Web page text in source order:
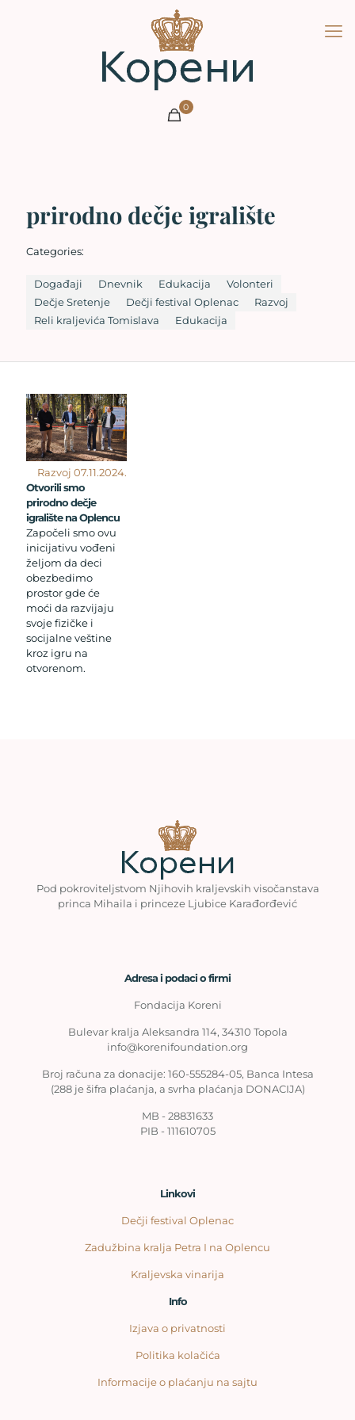
0
prirodno dečje igralište
Categories:
Događaji Dnevnik Edukacija
Volonteri
Dečje Sretenje
Dečji festival Oplenac
Razvoj
Reli kraljevića Tomislava
Edukacija
Razvoj 07.11.2024.
Otvorili smo
prirodno dečje
igralište na Oplencu
Započeli smo ovu
inicijativu vođeni
željom da deci
obezbedimo
prostor gde će
moći da razvijaju
svoje fizičke i
socijalne veštine
kroz igru na
otvorenom.
Pod pokroviteljstvom Njihovih kraljevskih visočanstava
princa Mihaila i princeze Ljubice Karađorđević
Adresa i podaci o firmi
Fondacija Koreni
Bulevar kralja Aleksandra 114, 34310 Topola
info@korenifoundation.org
Broj računa za donacije: 160-555284-05, Banca Intesa
(288 je šifra plaćanja, a svrha plaćanja DONACIJA)
MB - 28831633
PIB - 111610705
Linkovi
Dečji festival Oplenac
Zadužbina kralja Petra I na Oplencu
Kraljevska vinarija
Info
Izjava o privatnosti
Politika kolačića
Informacije o plaćanju na sajtu